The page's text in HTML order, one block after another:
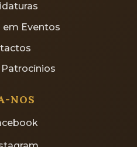
em Eventos
NOS